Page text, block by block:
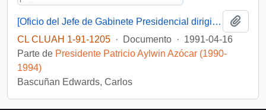
[Oficio del Jefe de Gabinete Presidencial dirigido al Intendente de la III Región de Atacama, Sr. Raúl Barrionuevo]
CL CLUAH 1-91-1205 · Documento · 1991-04-16
Parte de Presidente Patricio Aylwin Azócar (1990-
1994)
Bascuñan Edwards, Carlos